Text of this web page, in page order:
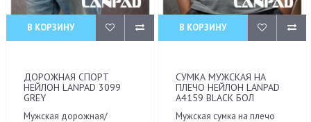
В КОРЗИНУ
ДОРОЖНАЯ СПОРТ
НЕЙЛОН LANPAD 3099
GREY
Мужская дорожная/
В КОРЗИНУ
СУМКА МУЖСКАЯ НА
ПЛЕЧО НЕЙЛОН LANPAD
A4159 BLACK БОЛ
Мужская сумка на плечо